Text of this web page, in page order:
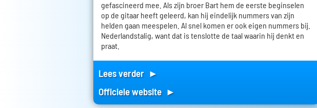
gefascineerd mee. Als zijn broer Bart hem de eerste beginselen
op de gitaar heeft geleerd, kan hij eindelijk nummers van zijn
helden gaan meespelen. Al snel komen er ook eigen nummers bij.
Nederlandstalig, want dat is tenslotte de taal waarin hij denkt en
praat.
Lees verder ►
Officiele website ►